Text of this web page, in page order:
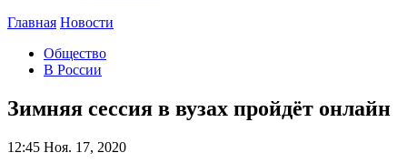
Главная Новости
Общество
В России
Зимняя сессия в вузах пройдёт онлайн
12:45 Ноя. 17, 2020